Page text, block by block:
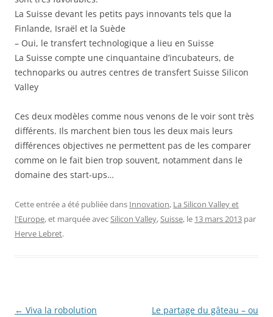
La Suisse devant les petits pays innovants tels que la
Finlande, Israël et la Suède
– Oui, le transfert technologique a lieu en Suisse
La Suisse compte une cinquantaine d’incubateurs, de
technoparks ou autres centres de transfert Suisse Silicon
Valley
Ces deux modèles comme nous venons de le voir sont très
différents. Ils marchent bien tous les deux mais leurs
différences objectives ne permettent pas de les comparer
comme on le fait bien trop souvent, notamment dans le
domaine des start-ups…
Cette entrée a été publiée dans Innovation, La Silicon Valley et
l'Europe, et marquée avecSilicon Valley,Suisse, le 13 mars 2013 par
Herve Lebret.
Navigation
← Viva la robolution
Le partage du gâteau – ou